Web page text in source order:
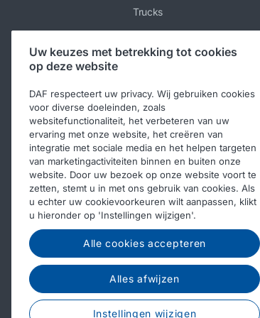
Trucks
Diensten
Nieuws en media
Over DAF
Contact DAF Nederland
Code of Conduct
© 2026 DAF Legal notice
Uw keuzes met betrekking tot cookies
op deze website
DAF respecteert uw privacy. Wij gebruiken cookies
voor diverse doeleinden, zoals
websitefunctionaliteit, het verbeteren van uw
ervaring met onze website, het creëren van
integratie met sociale media en het helpen targeten
van marketingactiviteiten binnen en buiten onze
website. Door uw bezoek op onze website voort te
zetten, stemt u in met ons gebruik van cookies. Als
u echter uw cookievoorkeuren wilt aanpassen, klikt
u hieronder op 'Instellingen wijzigen'.
Alle cookies accepteren
Alles afwijzen
Instellingen wijzigen